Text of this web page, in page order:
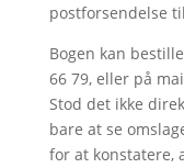
postforsendelse
Bogen kan
66 79, eller på
Stod det ikke
bare at se
for at konstatere,